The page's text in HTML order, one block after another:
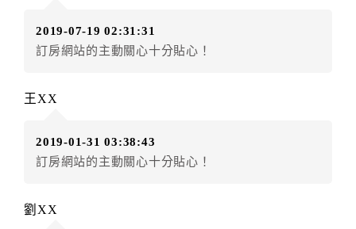
房者不得要求退其差額。（限原訂飯店）
額3個月
．訂房者使用「保留住宿金額」時，請注意！為避免飯
店客滿，敬請及早計畫，如逾時未提出申辦，視同無條
．每筆訂單異動限定乙次，限原訂飯店，異動完成後不
2019-07-19 02:31:31
訂房網站的主動關心十分貼心！
王XX
2019-01-31 03:38:43
訂房網站的主動關心十分貼心！
劉XX